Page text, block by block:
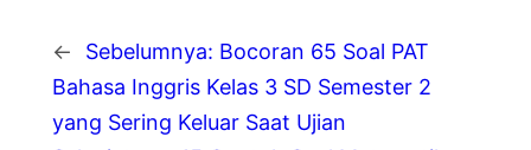
← Sebelumnya: Bocoran 65 Soal PAT
Bahasa Inggris Kelas 3 SD Semester 2
yang Sering Keluar Saat Ujian